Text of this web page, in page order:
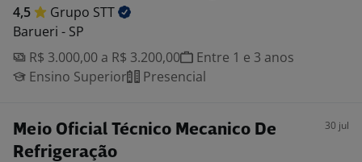
4,5 Grupo STT
Barueri - SP
R$ 3.000,00 a R$ 3.200,00
Entre 1 e 3 anos
Ensino Superior
Presencial
Meio Oficial Técnico Mecanico De
Refrigeração
30 jul